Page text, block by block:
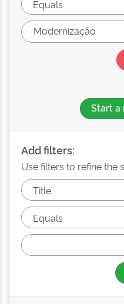
Start a
Add filters:
Use filters to refine the